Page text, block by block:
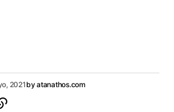
2021byatanathos.com